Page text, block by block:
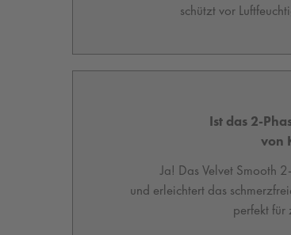
schützt vor
Ist das 2-
von
Ja! Das Velvet Smooth
und erleichtert das
perfekt